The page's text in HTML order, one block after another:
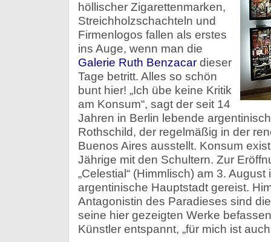
höllischer Zigarettenmarken,
Streichholzschachteln und
Firmenlogos fallen als erstes
ins Auge, wenn man die
Galerie Ruth Benzacardieser
Tage betritt. Alles so schön
bunt hier! „Ich übe keine Kritik
am Konsum“, sagt der seit 14
Jahren in Berlin lebende
Rothschild, der regelmäßig in der
Buenos Aires ausstellt. Konsum
Jährige mit den Schultern. Zur
„Celestial“ (Himmlisch) am 3. August
argentinische Hauptstadt gereist.
Antagonistin des Paradieses sind
seine hier gezeigten Werke
Künstler entspannt, „für mich ist